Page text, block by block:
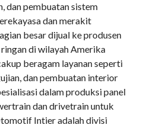
dan pembuatan sistem
dan merakit
besar dijual ke produsen
di wilayah Amerika
beragam layanan seperti
dan pembuatan interior
dalam produksi panel
dan drivetrain untuk
Intier adalah divisi